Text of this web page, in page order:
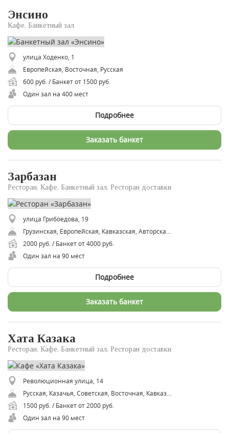
Энсино
Кафе, Банкетный зал
улица Ходенко, 1
Европейская, Восточная, Русская
600 руб. / Банкет от 1500 руб.
Один зал на 400 мест
Подробнее
Заказать банкет
Зарбазан
Ресторан, Кафе, Банкетный зал, Ресторан доставки
улица Грибоедова, 19
2000 руб. / Банкет от 4000 руб.
Один зал на 90 мест
Подробнее
Заказать банкет
Хата Казака
Ресторан, Кафе, Банкетный зал, Ресторан доставки
Революционная улица, 14
1500 руб. / Банкет от 2000 руб.
Один зал на 90 мест